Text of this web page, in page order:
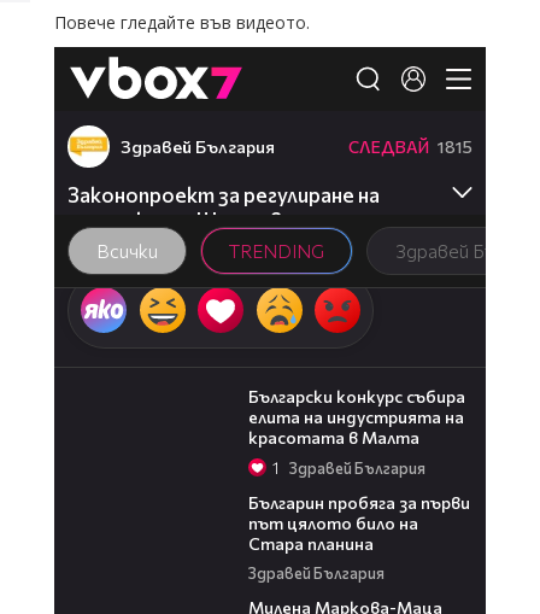
Повече гледайте във видеото.